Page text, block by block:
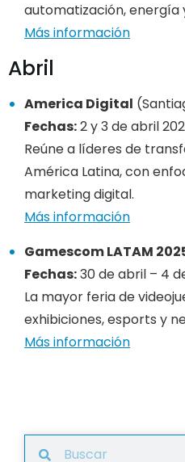
automatización, energía
Más información
Abril
America Digital
Fechas:2 y 3 de abril
Reúne a líderes de
América Latina, con
marketing digital.
Más información
Gamescom LATAM
Fechas:30 de abril – 4
La mayor feria de
exhibiciones, esports y
Más información